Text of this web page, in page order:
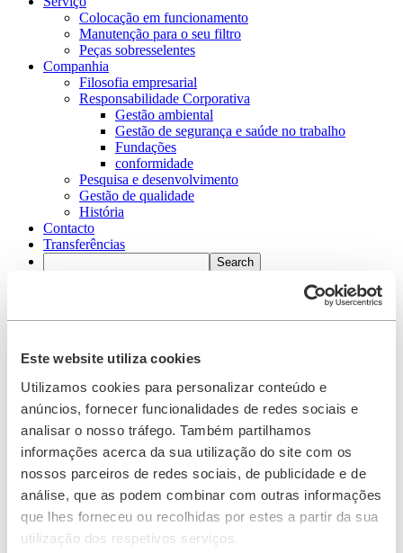
Este website utiliza cookies
Utilizamos cookies para personalizar conteúdo e
anúncios, fornecer funcionalidades de redes sociais e
analisar o nosso tráfego. Também partilhamos
informações acerca da sua utilização do site com os
nossos parceiros de redes sociais, de publicidade e de
análise, que as podem combinar com outras informações
que lhes forneceu ou recolhidas por estes a partir da sua
utilização dos respetivos serviços.
Colocação em funcionamento
Manutenção para o seu filtro
Peças sobresselentes
Companhia
Filosofia empresarial
Responsabilidade Corporativa
Gestão ambiental
Gestão de segurança e saúde no trabalho
Fundações
conformidade
Pesquisa e desenvolvimento
Gestão de qualidade
História
Contacto
Transferências
Search
+34 93/634 26 80
Homepage
BOLLFILTER automático tipo 8.64/8.72